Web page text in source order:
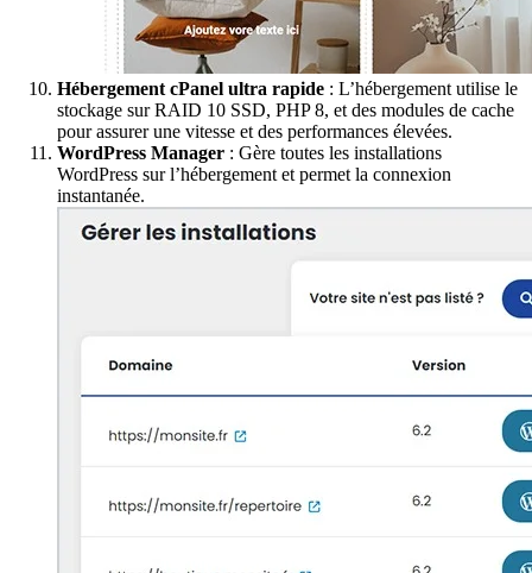
Hébergement cPanel ultra rapide : L’hébergement utilise le
stockage sur RAID 10 SSD, PHP 8, et des modules de cache
pour assurer une vitesse et des performances élevées.
WordPress Manager : Gère toutes les installations
WordPress sur l’hébergement et permet la connexion
instantanée.